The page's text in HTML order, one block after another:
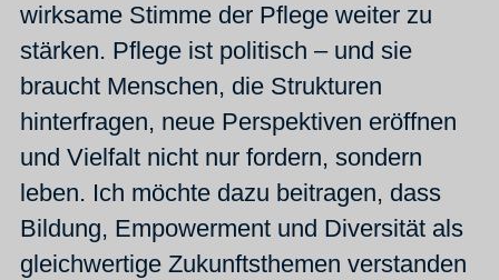
wirksame Stimme der Pflege weiter zu
stärken. Pflege ist politisch – und sie
braucht Menschen, die Strukturen
hinterfragen, neue Perspektiven eröffnen
und Vielfalt nicht nur fordern, sondern
leben. Ich möchte dazu beitragen, dass
Bildung, Empowerment und Diversität als
gleichwertige Zukunftsthemen verstanden